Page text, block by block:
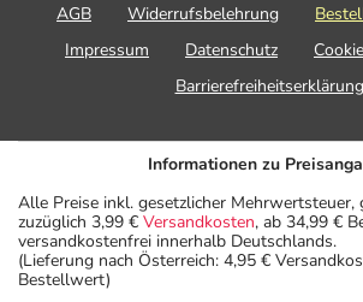
AGB Widerrufsbelehrung
Impressum
Datenschutz
Barrierefreiheitserklärung
Informationen zu
Alle Preise inkl. gesetzlicher Mehrwertsteuer,
zuzüglich 3,99 € Versandkosten, ab 34,99 €
versandkostenfrei innerhalb Deutschlands.
(Lieferung nach Österreich: 4,95 €
Bestellwert)